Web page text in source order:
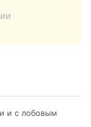
и с лобовым